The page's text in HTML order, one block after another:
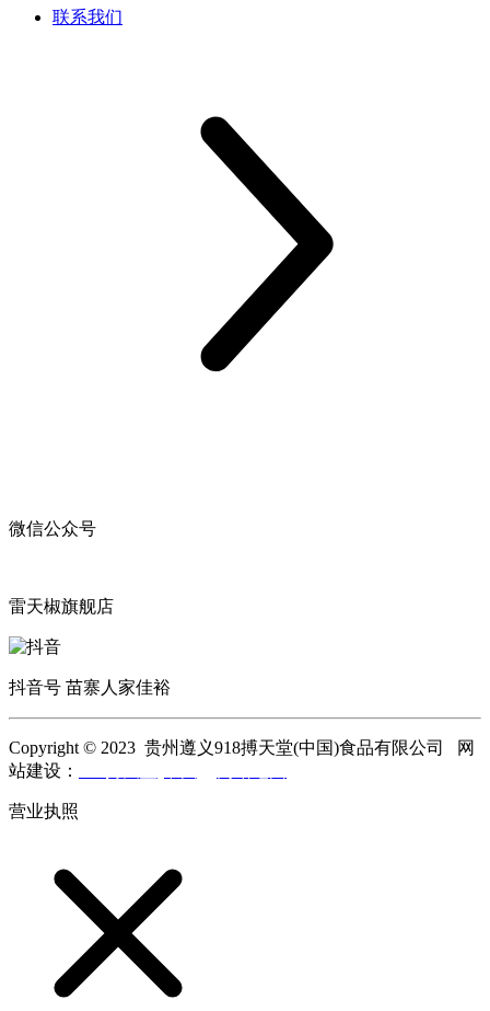
联系我们
微信公众号
雷天椒旗舰店
抖音号 苗寨人家佳裕
Copyright © 2023 贵州遵义918搏天堂(中国)食品有限公司 网
站建设：
营业执照